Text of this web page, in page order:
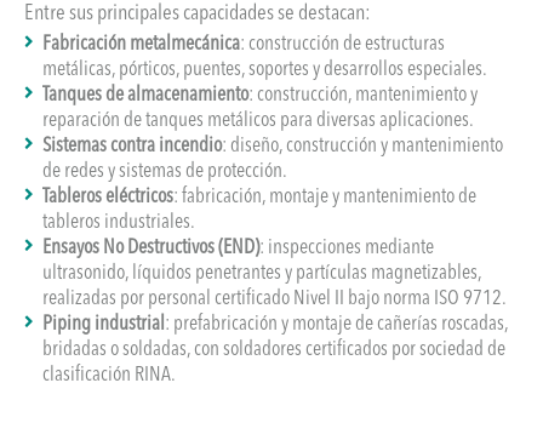
Entre sus principales capacidades se destacan:
Fabricación metalmecánica: construcción de estructuras
metálicas, pórticos, puentes, soportes y desarrollos especiales.
Tanques de almacenamiento: construcción, mantenimiento y
reparación de tanques metálicos para diversas aplicaciones.
Sistemas contra incendio: diseño, construcción y mantenimiento
de redes y sistemas de protección.
Tableros eléctricos: fabricación, montaje y mantenimiento de
tableros industriales.
Ensayos No Destructivos (END): inspecciones mediante
ultrasonido, líquidos penetrantes y partículas magnetizables,
realizadas por personal certificado Nivel II bajo norma ISO 9712.
Piping industrial : prefabricación y montaje de cañerías roscadas,
bridadas o soldadas, con soldadores certificados por sociedad de
clasificación RINA.